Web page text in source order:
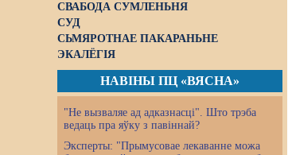
СВАБОДА СУМЛЕНЬНЯ
СУД
СЬМЯРОТНАЕ ПАКАРАНЬНЕ
ЭКАЛЁГІЯ
НАВІНЫ ПЦ «ВЯСНА»
"Не вызваляе ад адказнасці". Што трэба
ведаць пра яўку з павіннай?
Эксперты: "Прымусовае лекаванне можа